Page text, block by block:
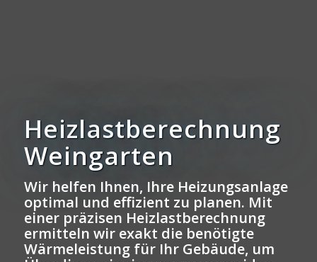
Heizlastberechnung
Weingarten
Wir helfen Ihnen, Ihre Heizungsanlage
optimal und effizient zu planen. Mit
einer präzisen Heizlastberechnung
ermitteln wir exakt die benötigte
Wärmeleistung für Ihr Gebäude, um